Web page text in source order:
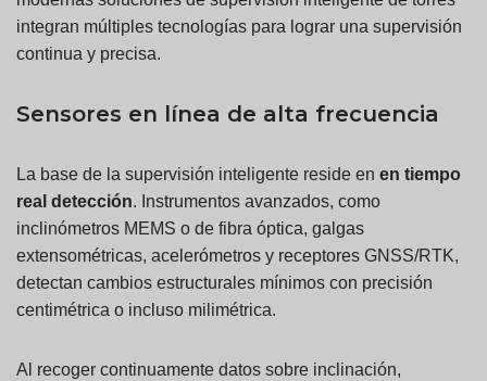
integran múltiples tecnologías para lograr una supervisión
continua y precisa.
Sensores en línea de alta frecuencia
La base de la supervisión inteligente reside en en tiempo
real detección. Instrumentos avanzados, como
inclinómetros MEMS o de fibra óptica, galgas
extensométricas, acelerómetros y receptores GNSS/RTK,
detectan cambios estructurales mínimos con precisión
centimétrica o incluso milimétrica.
Al recoger continuamente datos sobre inclinación,